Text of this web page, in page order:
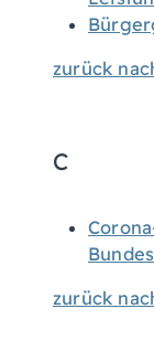
zurück
C
zurück